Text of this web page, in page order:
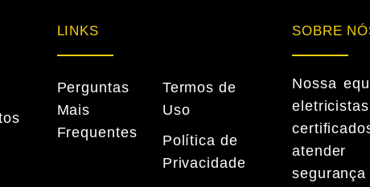
LINKS
Perguntas
Mais
Frequentes
Termos de
Uso
Política de
Privacidade
SOBRE
Nossa
atender